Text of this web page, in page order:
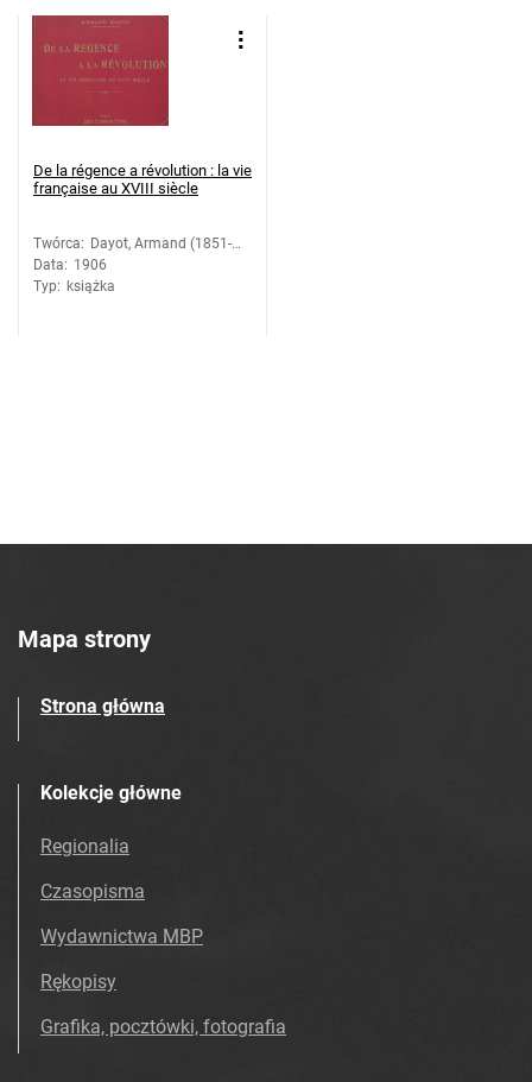
De la régence a révolution : la vie
française au XVIII siècle
Twórca: Dayot, Armand (1851-
1934)
Data: 1906
Typ: książka
Mapa strony
Strona główna
Kolekcje główne
Regionalia
Czasopisma
Wydawnictwa MBP
Rękopisy
Grafika, pocztówki, fotografia